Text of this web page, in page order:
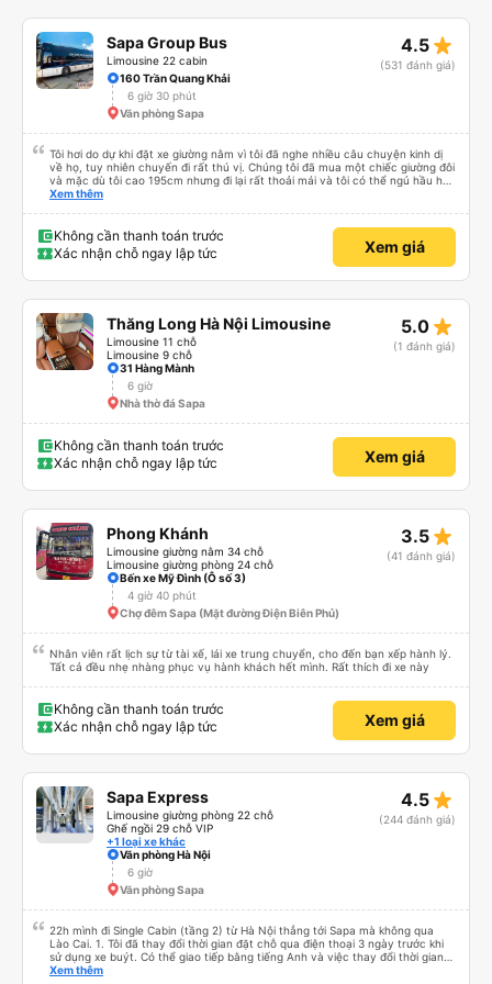
Sapa Group Bus
Limousine 22 cabin
4.5 star_rate
(531 đánh giá)
160 Trần Quang Khải
6 giờ 30 phút
Văn phòng Sapa
Tôi hơi do dự khi đặt xe giường nằm vì tôi đã nghe nhiều câu chuyện kinh dị
về họ, tuy nhiên chuyến đi rất thú vị. Chúng tôi đã mua một chiếc giường đôi
và mặc dù tôi cao 195cm nhưng đi lại rất thoải mái và tôi có thể ngủ hầu hết
thời gian (mặc dù tôi không thể duỗi chân hoàn toàn. Tôi sẽ cần thêm 20-
Giường sạch sẽ và tài xế xe buýt thỉnh thoảng bấm còi. Tôi thực sự khuyên
bạn nên xe buýt này. Và nếu bạn cao hơn tôi, tôi khuyên bạn nên trả thêm
tiền để có chiếc giường tốt hơn.
Xem thêm
Không cần thanh toán trước
Xác nhận chỗ ngay lập tức
Xem giá
Thăng Long Hà Nội Limousine
Limousine 11 chỗ
Limousine 9 chỗ
5.0 star_rate
(1 đánh giá)
31 Hàng Mành
6 giờ
Nhà thờ đá Sapa
Không cần thanh toán trước
Xác nhận chỗ ngay lập tức
Xem giá
Phong Khánh
Limousine giường nằm 34 chỗ
Limousine giường phòng 24 chỗ
3.5 star_rate
(41 đánh giá)
Bến xe Mỹ Đình (Ô số 3)
4 giờ 40 phút
Chợ đêm Sapa (Mặt đường Điện Biên Phủ)
Nhân viên rất lịch sự từ tài xế, lái xe trung chuyển, cho đến bạn xếp hành lý.
Tất cả đều nhẹ nhàng phục vụ hành khách hết mình. Rất thích đi xe này
Không cần thanh toán trước
Xác nhận chỗ ngay lập tức
Xem giá
Sapa Express
Limousine giường phòng 22 chỗ
Ghế ngồi 29 chỗ VIP
+1 loại xe khác
4.5 star_rate
(244 đánh giá)
Văn phòng Hà Nội
6 giờ
Văn phòng Sapa
22h mình đi Single Cabin (tầng 2) từ Hà Nội thẳng tới Sapa mà không qua
Lào Cai. 1. Tôi đã thay đổi thời gian đặt chỗ qua điện thoại 3 ngày trước khi
sử dụng xe buýt. Có thể giao tiếp bằng tiếng Anh và việc thay đổi thời gian
cũng dễ dàng. Nếu đến trước giờ xe khởi hành 10 phút, bạn có thể thoải mái
Xem thêm